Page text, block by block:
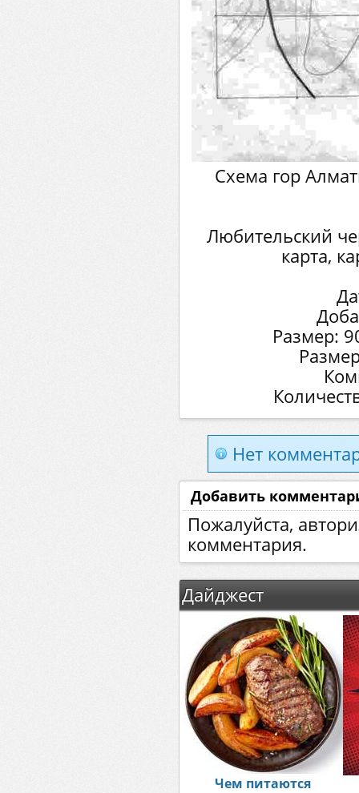
Схема гор
Любительский
карта,
Размер:
Нет
Добавить
Пожалуйста,
комментария.
Дайджест
Чем питаются